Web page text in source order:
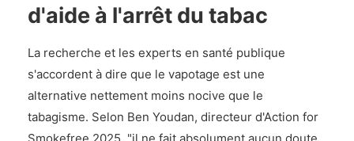
d'aide à l'arrêt du tabac
La recherche et les experts en santé publique
s'accordent à dire que le vapotage est une
alternative nettement moins nocive que le
tabagisme. Selon Ben Youdan, directeur d'Action for